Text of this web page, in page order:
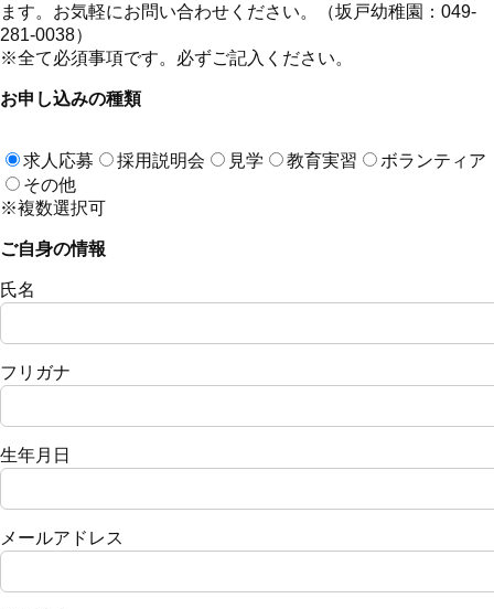
ます。お気軽にお問い合わせください。（坂戸幼稚園：049-
281-0038）
※全て必須事項です。必ずご記入ください。
お申し込みの種類
求人応募 採用説明会 見学 教育実習
ボランティア
その他
※複数選択可
ご自身の情報
氏名
フリガナ
生年月日
メールアドレス